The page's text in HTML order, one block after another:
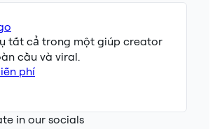
tất cả trong một giúp creator
cầu và viral.
phí
in our socials